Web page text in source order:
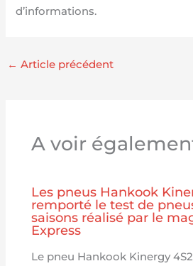
d’informations.
← Article précédent
A voir
Les pneus Hankook
remporté le test de
saisons réalisé par le
Express
Le pneu Hankook Kinergy